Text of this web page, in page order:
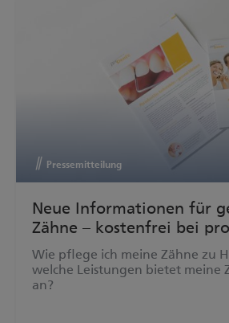
Pressemitteilung
Neue Informationen für
Zähne – kostenfrei bei
Wie pflege ich meine Zähne zu
welche Leistungen bietet meine
an?